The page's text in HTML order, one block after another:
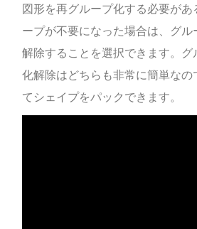
図形を再グループ化する必要が
ープが不要になった場合は、グ
解除することを選択できます。
化解除はどちらも非常に簡単な
てシェイプをパックできます。